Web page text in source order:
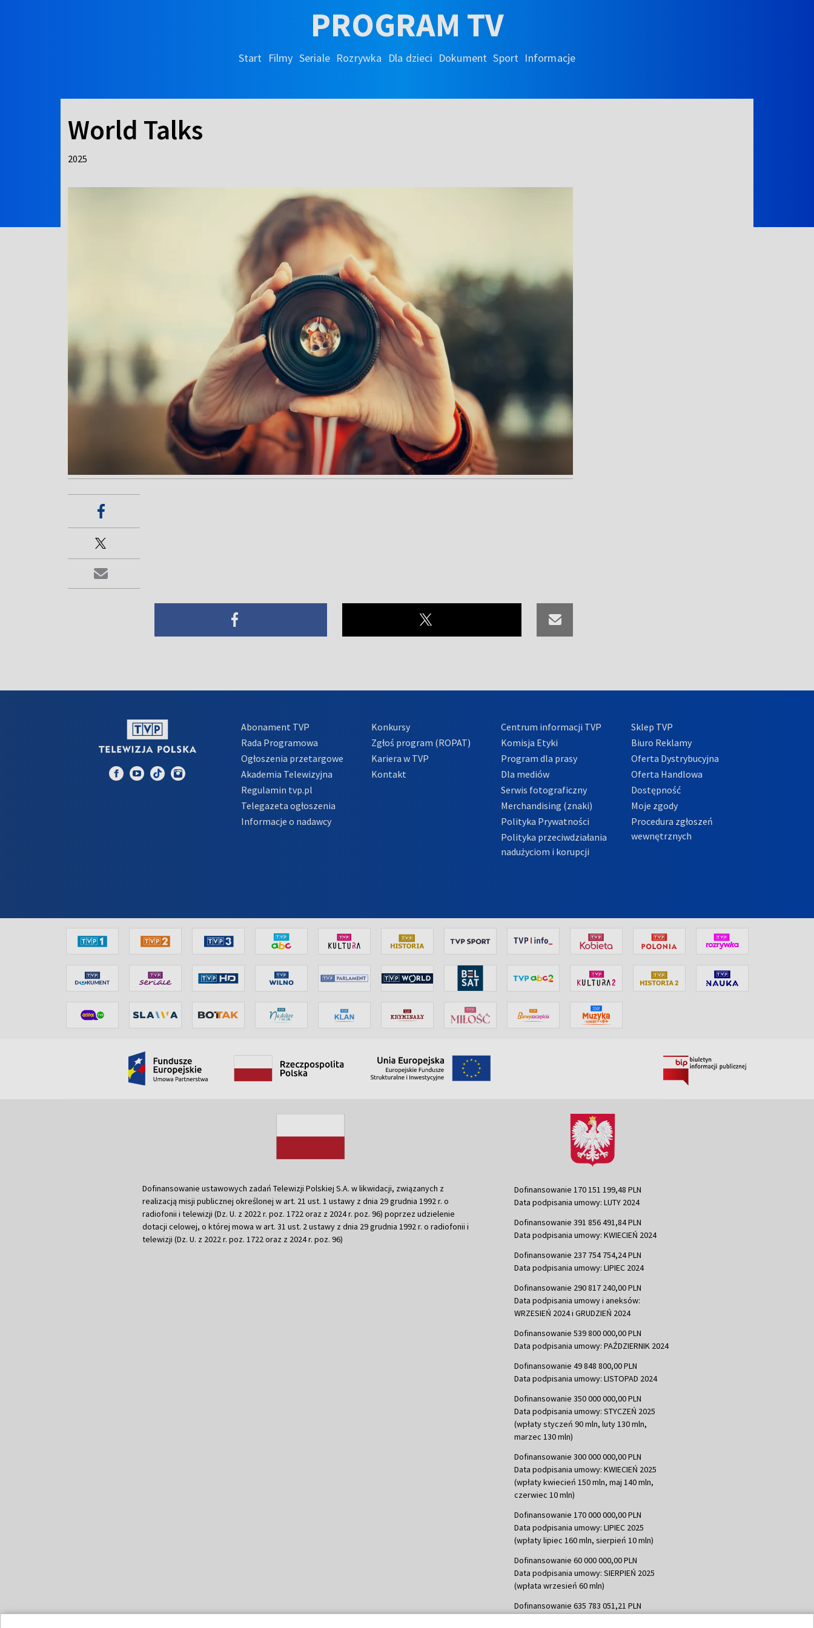
PROGRAM TV
Start Filmy Seriale Rozrywka Dla dzieci Dokument Sport Informacje
World Talks
2025
Abonament TVP
Rada Programowa
Ogłoszenia przetargowe
Akademia Telewizyjna
Regulamin tvp.pl
Telegazeta ogłoszenia
Informacje o nadawcy
Konkursy
Zgłoś program (ROPAT)
Kariera w TVP
Kontakt
Centrum informacji TVP
Komisja Etyki
Program dla prasy
Dla mediów
Serwis fotograficzny
Merchandising (znaki)
Polityka Prywatności
Polityka przeciwdziałania
nadużyciom i korupcji
Sklep TVP
Biuro Reklamy
Oferta Dystrybucyjna
Oferta Handlowa
Dostępność
Moje zgody
Procedura zgłoszeń
wewnętrznych
Dofinansowanie ustawowych zadań Telewizji Polskiej S.A. w likwidacji, związanych z
realizacją misji publicznej określonej w art. 21 ust. 1 ustawy z dnia 29 grudnia 1992 r. o
radiofonii i telewizji (Dz. U. z 2022 r. poz. 1722 oraz z 2024 r. poz. 96) poprzez udzielenie
dotacji celowej, o której mowa w art. 31 ust. 2 ustawy z dnia 29 grudnia 1992 r. o radiofonii i
telewizji (Dz. U. z 2022 r. poz. 1722 oraz z 2024 r. poz. 96)
Dofinansowanie 170 151 199,48 PLN
Data podpisania umowy: LUTY 2024
Dofinansowanie 391 856 491,84 PLN
Data podpisania umowy: KWIECIEŃ 2024
Dofinansowanie 237 754 754,24 PLN
Data podpisania umowy: LIPIEC 2024
Dofinansowanie 290 817 240,00 PLN
Data podpisania umowy i aneksów:
WRZESIEŃ 2024 i GRUDZIEŃ 2024
Dofinansowanie 539 800 000,00 PLN
Data podpisania umowy: PAŹDZIERNIK 2024
Dofinansowanie 49 848 800,00 PLN
Data podpisania umowy: LISTOPAD 2024
Dofinansowanie 350 000 000,00 PLN
Data podpisania umowy: STYCZEŃ 2025
(wpłaty styczeń 90 mln, luty 130 mln,
marzec 130 mln)
Dofinansowanie 300 000 000,00 PLN
Data podpisania umowy: KWIECIEŃ 2025
(wpłaty kwiecień 150 mln, maj 140 mln,
czerwiec 10 mln)
Dofinansowanie 170 000 000,00 PLN
Data podpisania umowy: LIPIEC 2025
(wpłaty lipiec 160 mln, sierpień 10 mln)
Dofinansowanie 60 000 000,00 PLN
Data podpisania umowy: SIERPIEŃ 2025
(wpłata wrzesień 60 mln)
Dofinansowanie 635 783 051,21 PLN